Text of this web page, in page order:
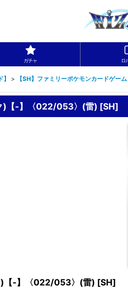
ガチャ ロ
> 【SH】ファミリーポケモンカードゲーム
)【-】〈022/053〉(雷) [SH]
)【-】〈022/053〉(雷) [SH]